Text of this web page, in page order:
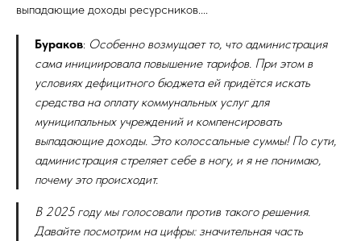
выпадающие доходы ресурсников....
Бураков: Особенно возмущает то, что администрация
сама инициировала повышение тарифов. При этом в
условиях дефицитного бюджета ей придётся искать
средства на оплату коммунальных услуг для
муниципальных учреждений и компенсировать
выпадающие доходы. Это колоссальные суммы! По сути,
администрация стреляет себе в ногу, и я не понимаю,
почему это происходит.
В 2025 году мы голосовали против такого решения.
Давайте посмотрим на цифры: значительная часть